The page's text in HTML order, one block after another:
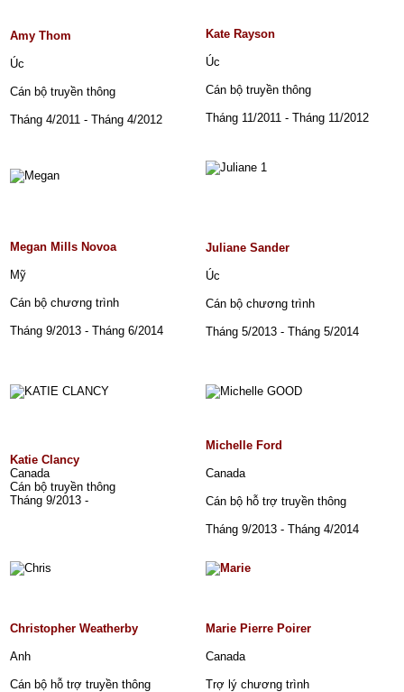
Amy Thom
Úc
Cán bộ truyền thông
Tháng 4/2011 - Tháng 4/2012
Kate Rayson
Úc
Cán bộ truyền thông
Tháng 11/2011 - Tháng 11/2012
Megan Mills Novoa
Mỹ
Cán bộ chương trình
Tháng 9/2013 - Tháng 6/2014
Juliane Sander
Úc
Cán bộ chương trình
Tháng 5/2013 - Tháng 5/2014
Katie Clancy
Canada
Cán bộ truyền thông
Tháng 9/2013 -
Michelle Ford
Canada
Cán bộ hỗ trợ truyền thông
Tháng 9/2013 - Tháng 4/2014
Christopher Weatherby
Anh
Cán bộ hỗ trợ truyền thông
Marie Pierre Poirer
Canada
Trợ lý chương trình